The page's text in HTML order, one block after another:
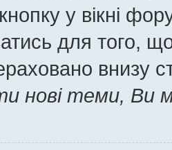
кнопку у вікні
для того,
внизу
нові теми, Ви